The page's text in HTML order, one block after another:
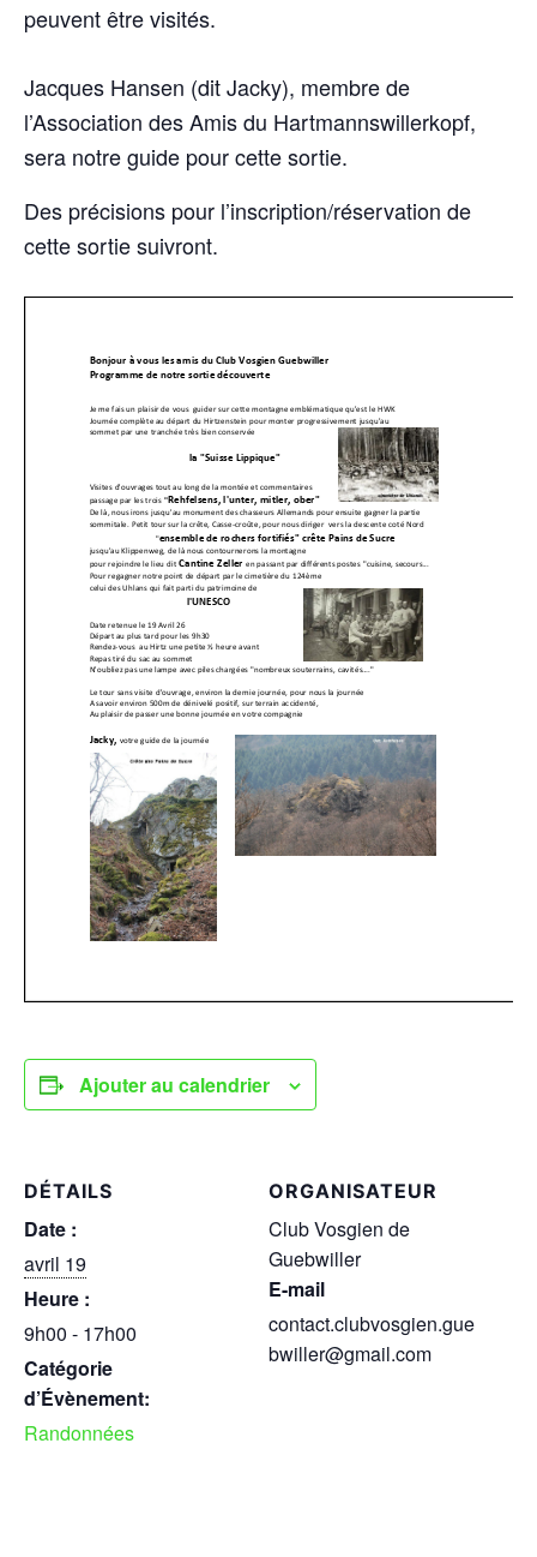
peuvent être visités.
Jacques Hansen (dit Jacky), membre de
l’Association des Amis du Hartmannswillerkopf,
sera notre guide pour cette sortie.
Des précisions pour l’inscription/réservation de
cette sortie suivront.
Ajouter au calendrier
DÉTAILS
Date :
avril 19
Heure :
9h00 - 17h00
Catégorie
d’Évènement:
Randonnées
ORGANISATEUR
Club Vosgien de
Guebwiller
E-mail
contact.clubvosgien.gue
bwiller@gmail.com